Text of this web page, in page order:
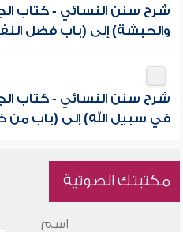
شرح سنن النسائي - كتاب
والحبشة) إلى (باب فضل
شرح سنن النسائي - كتاب
في سبيل الله) إلى (باب من
مكتبتك الصوتية
اسم